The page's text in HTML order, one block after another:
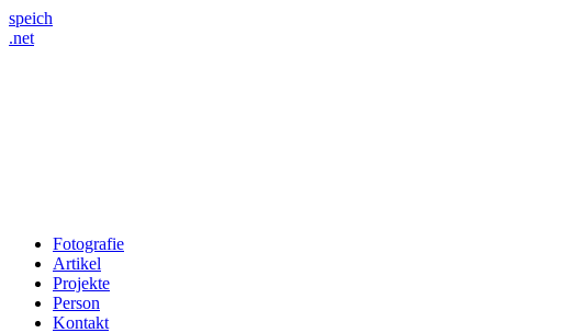
speich
.net
Fotografie
Artikel
Projekte
Person
Kontakt